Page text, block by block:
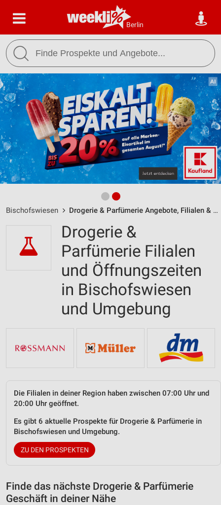
Berlin
Bischofswiesen Drogerie & Parfümerie Angebote, Filialen & Öffnungszeiten
Drogerie &
Parfümerie Filialen
und Öffnungszeiten
in Bischofswiesen
und Umgebung
Die Filialen in deiner Region haben zwischen 07:00 Uhr und
20:00 Uhr geöffnet.
Es gibt 6 aktuelle Prospekte für Drogerie & Parfümerie in
Bischofswiesen und Umgebung.
ZU DEN PROSPEKTEN
Finde das nächste Drogerie & Parfümerie
Geschäft in deiner Nähe